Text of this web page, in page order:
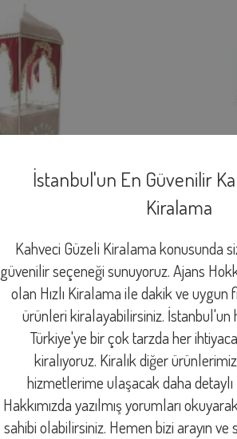
İstanbul'un En Güvenilir
Kiralama
Kahveci Güzeli Kiralama konusunda
güvenilir seçeneği sunuyoruz. Ajans
olan Hızlı Kiralama ile dakik ve uygun
ürünleri kiralayabilirsiniz. İstanbul'un
Türkiye'ye bir çok tarzda her
kiralıyoruz. Kiralık diğer
hizmetlerime ulaşacak daha
Hakkımızda yazılmış yorumları
sahibi olabilirsiniz. Hemen bizi arayın ve